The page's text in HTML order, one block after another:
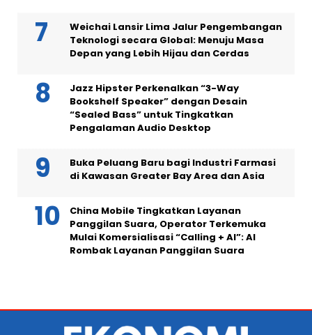
Weichai Lansir Lima Jalur Pengembangan
Teknologi secara Global: Menuju Masa
Depan yang Lebih Hijau dan Cerdas
Jazz Hipster Perkenalkan “3-Way
Bookshelf Speaker” dengan Desain
“Sealed Bass” untuk Tingkatkan
Pengalaman Audio Desktop
Buka Peluang Baru bagi Industri Farmasi
di Kawasan Greater Bay Area dan Asia
China Mobile Tingkatkan Layanan
Panggilan Suara, Operator Terkemuka
Mulai Komersialisasi “Calling + AI”: AI
Rombak Layanan Panggilan Suara